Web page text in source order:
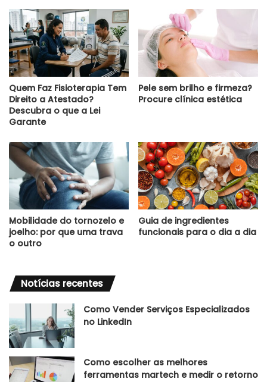
Quem Faz Fisioterapia Tem
Direito a Atestado?
Descubra o que a Lei
Garante
Pele sem brilho e firmeza?
Procure clínica estética
Mobilidade do tornozelo e
joelho: por que uma trava
o outro
Guia de ingredientes
funcionais para o dia a dia
Notícias recentes
Como Vender Serviços Especializados
no LinkedIn
Como escolher as melhores
ferramentas martech e medir o retorno